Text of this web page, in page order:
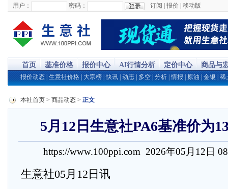
用户： 密码： 订阅 报价 移动版
首页 基准价格 报价中心 AI行情分析 定价中心 商品与
报价动态 生意社价格 大宗榜 |快讯 动态 多空 分析 |情报 原油 金银 稀
本社首页 > 商品动态 > 正文
5月12日生意社PA6基准价为
https://www.100ppi.com 2026年05月12日
生意社05月12日讯